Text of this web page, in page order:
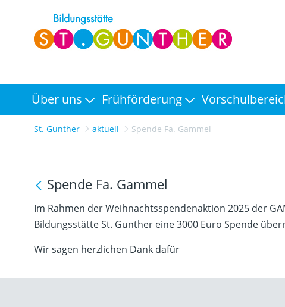
Über uns Frühförderung
St. Gunther aktuell Spende Fa. Gammel
Spende Fa. Gammel
Im Rahmen der Weihnachtsspendenaktion 2025 der
Bildungsstätte St. Gunther eine 3000 Euro Spende
Wir sagen herzlichen Dank dafür